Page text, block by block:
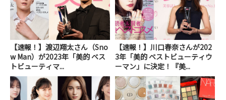
【速報！】渡辺翔太さん（Sno
w Man）が2023年「美的 ベス
トビューティマ...
【速報！】川口春奈さんが202
3年「美的 ベストビューティウ
ーマン」に決定！『美...